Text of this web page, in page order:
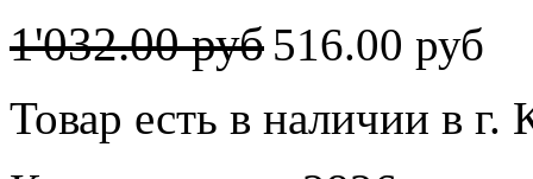
1'032.00 руб 516.00 руб
Товар есть в наличии в г.